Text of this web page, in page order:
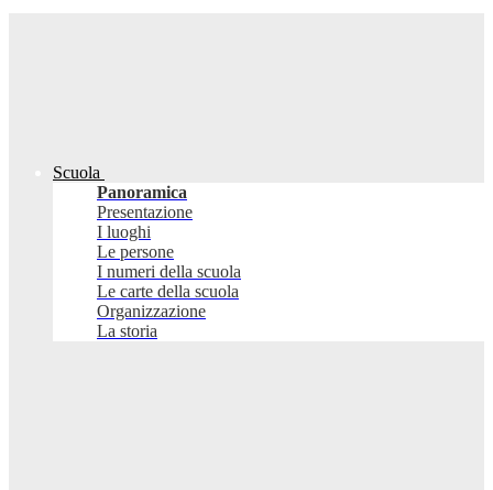
Scuola
Panoramica
Presentazione
I luoghi
Le persone
I numeri della scuola
Le carte della scuola
Organizzazione
La storia